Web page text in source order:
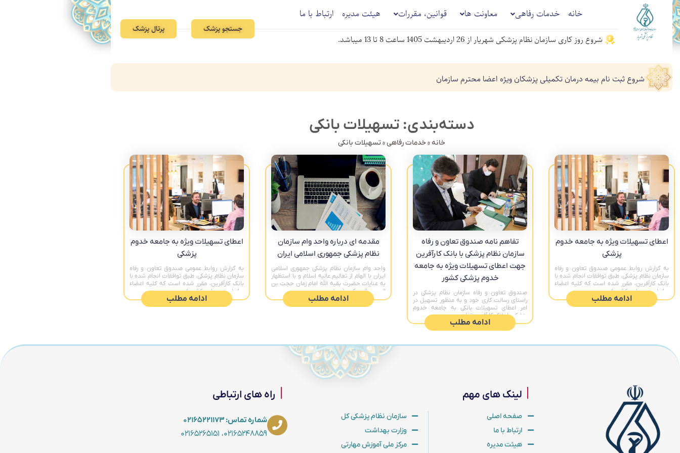
خانه خدمات رفاهی معاونت ها قوانین، مقررات هیئت مدیره ارتباط با ما
شروع روز کاری سازمان نظام پزشکی شهریار از 26 اردیبهشت 1405 ساعت 8 تا 13 میباشد.
جستجو پزشک پرتال پزشک
شروع ثبت نام بیمه درمان تکمیلی پزشکان ویژه اعضا محترم سازمان
دسته‌بندی: تسهیلات بانکی
خانه» خدمات رفاهی»تسهیلات بانکی
اعطای تسهیلات ویژه به جامعه خدوم
پزشکی
به گزارش روابط عمومی صندوق تعاون و رفاه
سازمان نظام پزشکی، طبق توافقات انجام شده با
بانک کارآفرین، مقرر شده است که کلیه اعضاء
سازمان در سراسر کشور از
ادامه مطلب
تفاهم نامه صندوق تعاون و رفاه
سازمان نظام پزشکی با بانک کارآفرین
جهت اعطای تسهیلات ویژه به جامعه
خدوم پزشکی کشور
صندوق تعاون و رفاه سازمان نظام پزشکی در
راستای رسالت کاری خود و به منظور تسهیل در
امر اعطای تسهیلات بانکی به جامعه خدوم
پزشکی با بانک کارآفرین تفاهم
ادامه مطلب
مقدمه ای درباره واحد وام سازمان
نظام پزشکی جمهوری اسلامی ایران
واحد وام سازمان نظام پزشکی جمهوری اسلامی
ایران با الهام از تعالیم عالیه اسلام و با استظهار
به عنایات حضرت بقیه الله امام زمان حجت بن
الحسن العسکری (عجل
ادامه مطلب
اعطای تسهیلات ویژه به جامعه خدوم
پزشکی
به گزارش روابط عمومی صندوق تعاون و رفاه
سازمان نظام پزشکی، طبق توافقات انجام شده با
بانک کارآفرین، مقرر شده است که کلیه اعضاء
سازمان در سراسر کشور از
ادامه مطلب
لینک های مهم
صفحه اصلی
ارتباط با ما
هیئت مدیره
سازمان نظام پزشکی کل
وزارت بهداشت
مرکز ملی آموزش مهارتی
راه های ارتباطی
شماره تماس: ۰۲۱۶۵۲۲۱۱۷۳
۰۲۱۶۵۲۴۸۸۵۹، ۰۲۱۶۵۲۶۵۱۵۱